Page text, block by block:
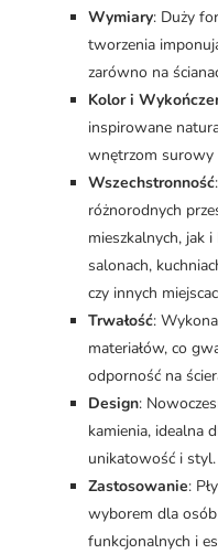
Wymiary: Duży
tworzenia
zarówno na
Kolor i
inspirowane
wnętrzom surowy
Wszechstronność
różnorodnych
mieszkalnych, jak
salonach,
czy innych
Trwałość:
materiałów, co
odporność na
Design:
kamienia, idealna
unikatowość i styl.
Zastosowanie:
wyborem dla
funkcjonalnych i